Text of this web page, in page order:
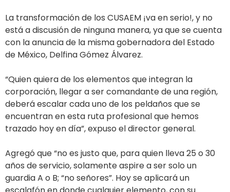
La transformación de los CUSAEM ¡va en serio!, y no
está a discusión de ninguna manera, ya que se cuenta
con la anuncia de la misma gobernadora del Estado
de México, Delfina Gómez Álvarez.
“Quien quiera de los elementos que integran la
corporación, llegar a ser comandante de una región,
deberá escalar cada uno de los peldaños que se
encuentran en esta ruta profesional que hemos
trazado hoy en día”, expuso el director general.
Agregó que “no es justo que, para quien lleva 25 o 30
años de servicio, solamente aspire a ser solo un
guardia A o B; “no señores”. Hoy se aplicará un